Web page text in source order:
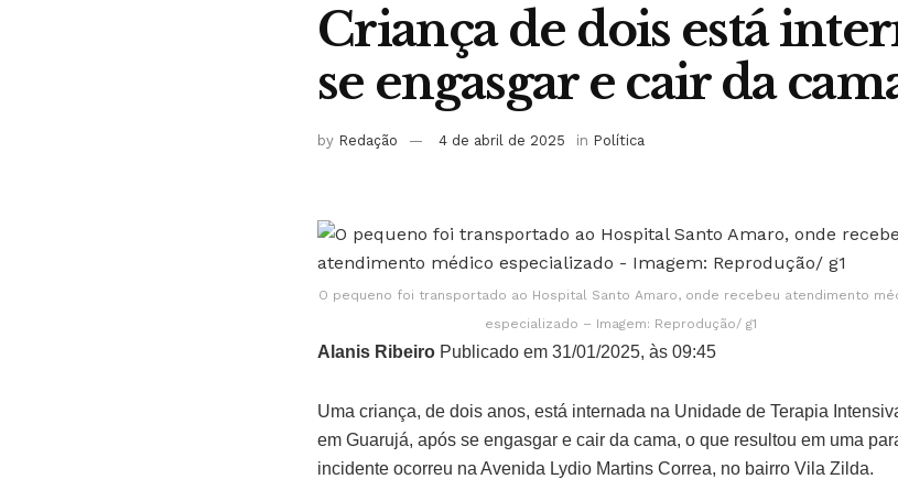
Criança de dois está
se engasgar e cair da
by Redação 4 de abril de 2025 in Política
O pequeno foi transportado ao Hospital Santo Amaro, onde recebeu atendimento
especializado – Imagem: Reprodução/ g1
Alanis Ribeiro Publicado em 31/01/2025, às 09:45
Uma criança, de dois anos, está internada na Unidade de Terapia
em Guarujá, após se engasgar e cair da cama, o que resultou em uma
incidente ocorreu na Avenida Lydio Martins Correa, no bairro Vila Zilda.